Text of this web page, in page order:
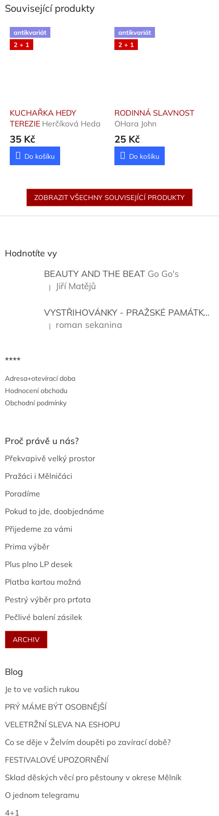
Související produkty
antikvariát
2 + 1
KUCHAŘKA HEDY
TEREZIE Herčíková Heda
35 Kč
Do košíku
antikvariát
2 + 1
RODINNÁ SLAVNOST
OHara John
25 Kč
Do košíku
ZOBRAZIT VŠECHNY SOUVISEJÍCÍ PRODUKTY
Hodnotíte vy
BEAUTY AND THE BEAT Go Go's
Hodnocení produktu je 5 z 5 hvězdiček.
| Jiří Matějů
VYSTŘIHOVÁNKY - PRAŽSKÉ PAMÁTKY
Hodnocení produktu je 5 z 5 hvězdiček.
| roman sekanina
****
Adresa+otevírací doba
Hodnocení obchodu
Obchodní podmínky
Proč právě u nás?
Překvapivě velký prostor
Pražáci i Mělničáci
Poradíme
Pokud to jde, doobjednáme
Přijedeme za vámi
Prima výběr
Plus plno LP desek
Platba kartou možná
Pestrý výběr pro prťata
Pečlivé balení zásilek
ARCHIV
Blog
Je to ve vašich rukou
PRÝ MÁME BÝT OSOBNĚJŠÍ
VELETRŽNÍ SLEVA NA ESHOPU
Co se děje v Želvím doupěti po zavírací době?
FESTIVALOVÉ UPOZORNĚNÍ
Sklad děských věcí pro pěstouny v okrese Mělník
O jednom telegramu
4+1